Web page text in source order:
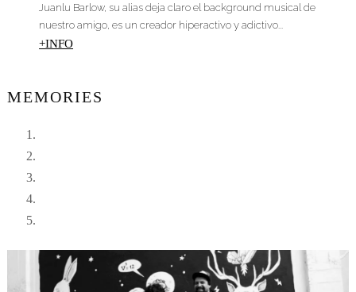
Juanlu Barlow, su alias deja claro el background musical de
nuestro amigo, es un creador hiperactivo y adictivo...
+INFO
MEMORIES